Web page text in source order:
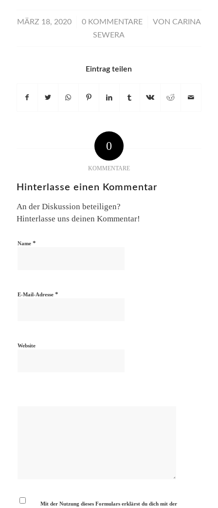
MÄRZ 18, 2020
/ 0 KOMMENTARE
/ VON CARINA
SEWERA
Eintrag teilen
0
KOMMENTARE
Hinterlasse einen Kommentar
An der Diskussion beteiligen?
Hinterlasse uns deinen Kommentar!
Name *
E-Mail-Adresse *
Website
Mit der Nutzung dieses Formulars erklärst du dich mit der